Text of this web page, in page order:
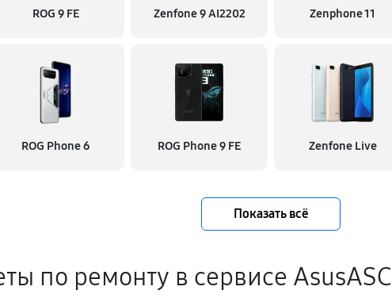
ROG 9 FE Zenfone 9 AI2202 Zenphone 11
ROG Phone 6 ROG Phone 9 FE Zenfone Live
Показать всё
по ремонту в сервисе AsusASC